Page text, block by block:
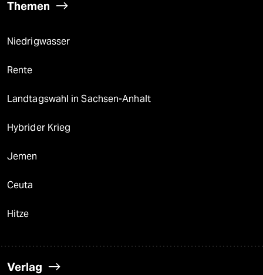
Themen
Niedrigwasser
Rente
Landtagswahl in Sachsen-Anhalt
Hybrider Krieg
Jemen
Ceuta
Hitze
Verlag